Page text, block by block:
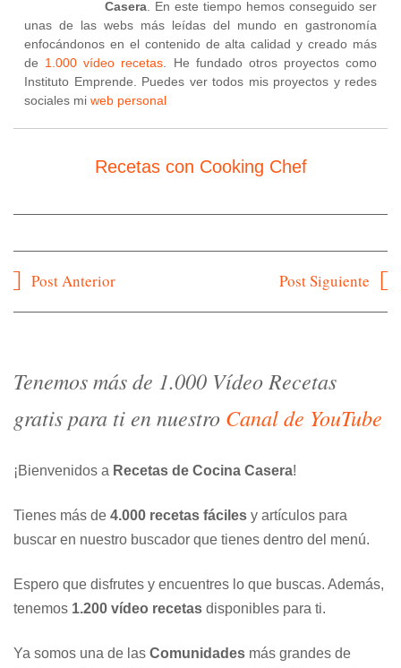
Casera . En este tiempo hemos conseguido ser
unas de las webs más leídas del mundo en gastronomía
enfocándonos en el contenido de alta calidad y creado más
de 1.000 vídeo recetas . He fundado otros proyectos como
Instituto Emprende. Puedes ver todos mis proyectos y redes
sociales mi web personal
Recetas con Cooking Chef
Navegación
Post Anterior Post Siguiente
Tenemos más de 1.000 Vídeo Recetas
gratis para ti en nuestro Canal de YouTube
¡Bienvenidos a Recetas de Cocina Casera!
Tienes más de 4.000 recetas fáciles y artículos para
buscar en nuestro buscador que tienes dentro del menú.
Espero que disfrutes y encuentres lo que buscas. Además,
tenemos 1.200 vídeo recetas disponibles para ti.
Ya somos una de las Comunidades más grandes de